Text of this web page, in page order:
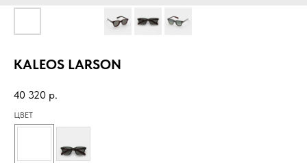
KALEOS LARSON
40 320 р.
ЦВЕТ